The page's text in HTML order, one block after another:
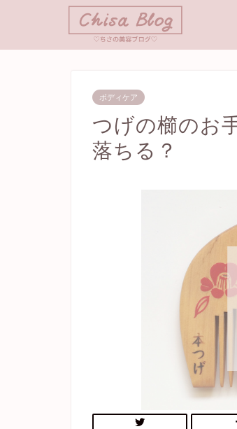
ボディケア
つげの櫛のお
落ちる？